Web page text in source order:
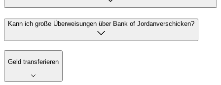
Kann ich große Überweisungen über Bank of Jordanverschicken?
Geld transferieren